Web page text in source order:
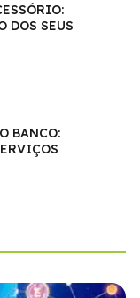
DOS SEUS
BANCO: